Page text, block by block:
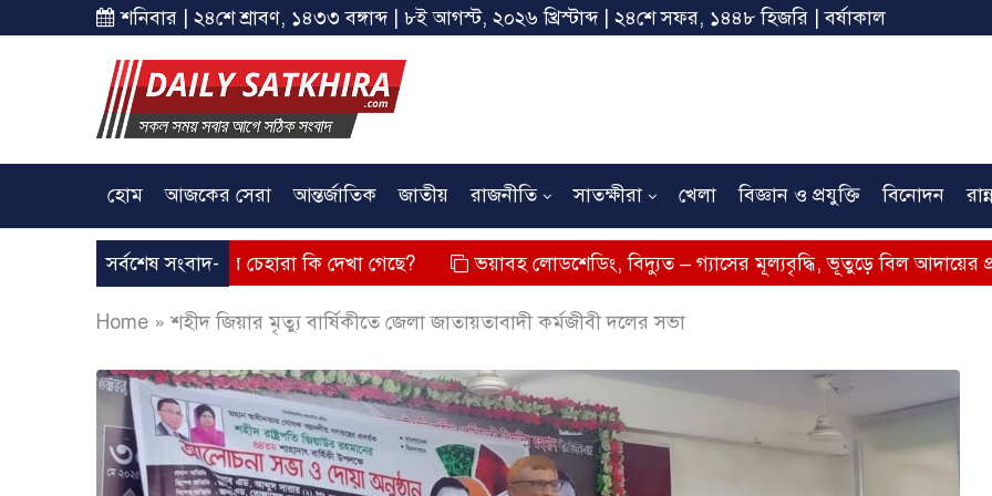
শনিবার | ২৪শে শ্রাবণ, ১৪৩৩ বঙ্গাব্দ | ৮ই আগস্ট, ২০২৬ খ্রিস্টাব্দ | ২৪শে সফর, ১৪৪৮ হিজরি | বর্ষাকাল
হোম আজকের সেরা আন্তর্জাতিক জাতীয় রাজনীতি সাতক্ষীরা খেলা বিজ্ঞান ও প্রযুক্তি বিনোদন
সর্বশেষ সংবাদ-
দিয়েছে? তার চেহারা কি দেখা গেছে? ভয়াবহ লোডশেডিং, বিদ্যুত – গ্যাসের মূল্যবৃদ্ধি, ভূতুড়ে বিল আদায়ের প্রতিবাদে
Home »শহীদ জিয়ার মৃত্যু বার্ষিকীতে জেলা জাতায়তাবাদী কর্মজীবী দলের সভা